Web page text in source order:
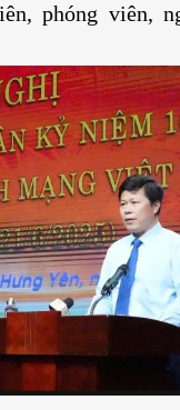
phóng viên,